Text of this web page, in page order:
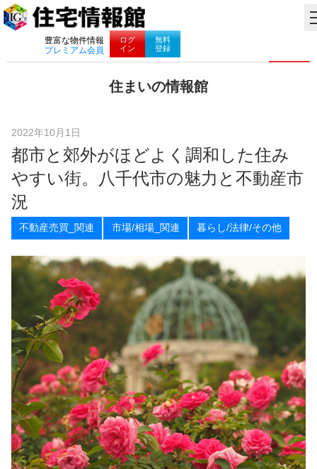
豊富な物件情報
プレミアム会員
ログ
イン
無料
登録
ナビゲーション
住まいの情報館
い
暮
し
に
役
立
け
し
ま
す
！
2022年10月1日
都市と郊外がほどよく調和した住み
やすい街。八千代市の魅力と不動産市
況
不動産売買_関連 市場/相場_関連 暮らし/法律/その他